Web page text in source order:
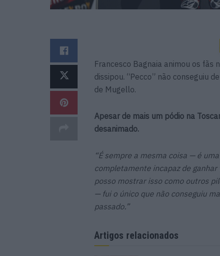
Francesco Bagnaia animou os fãs
dissipou. “Pecco” não conseguiu
de Mugello.
Apesar de mais um pódio na
desanimado.
“É sempre a mesma coisa — é
completamente incapaz de
posso mostrar isso como outros
— fui o único que não conseguiu
passado.”
Artigos relacionados